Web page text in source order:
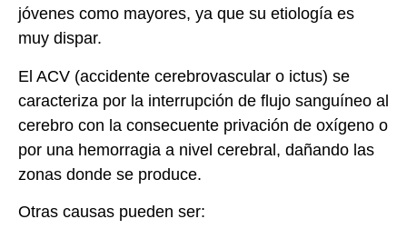
jóvenes como mayores, ya que su etiología es
muy dispar.
El ACV (accidente cerebrovascular o ictus) se
caracteriza por la interrupción de flujo sanguíneo al
cerebro con la consecuente privación de oxígeno o
por una hemorragia a nivel cerebral, dañando las
zonas donde se produce.
Otras causas pueden ser: